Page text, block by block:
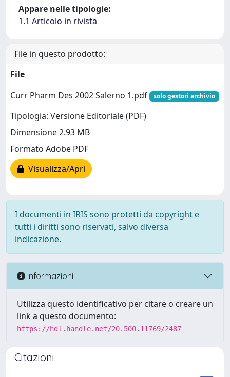
Appare nelle tipologie:
1.1 Articolo in rivista
File in questo prodotto:
File
Curr Pharm Des 2002 Salerno 1.pdf
solo gestori archivio
Tipologia: Versione Editoriale (PDF)
Dimensione 2.93 MB
Formato Adobe PDF
Visualizza/Apri
I documenti in IRIS sono protetti da copyright e
tutti i diritti sono riservati, salvo diversa
indicazione.
Informazioni
Utilizza questo identificativo per citare o creare un
link a questo documento:
https://hdl.handle.net/20.500.11769/2487
Citazioni